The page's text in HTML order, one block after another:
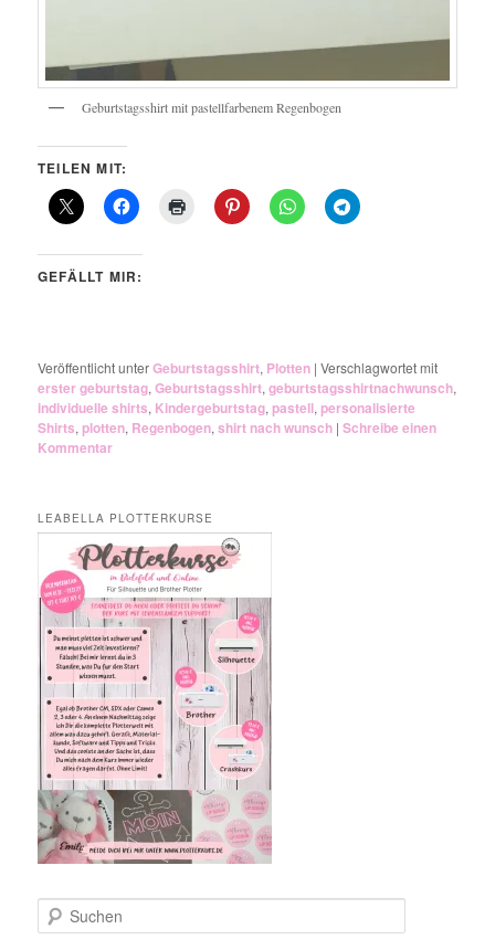
Geburtstagsshirt mit pastellfarbenem Regenbogen
TEILEN MIT:
GEFÄLLT MIR:
Veröffentlicht unterGeburtstagsshirt, Plotten |Verschlagwortet mit
erster geburtstag,Geburtstagsshirt,geburtstagsshirtnachwunsch,
individuelle shirts, Kindergeburtstag,pastell,personalisierte
Shirts,plotten, Regenbogen,shirt nach wunsch |Schreibe einen
Kommentar
LEABELLA PLOTTERKURSE
u